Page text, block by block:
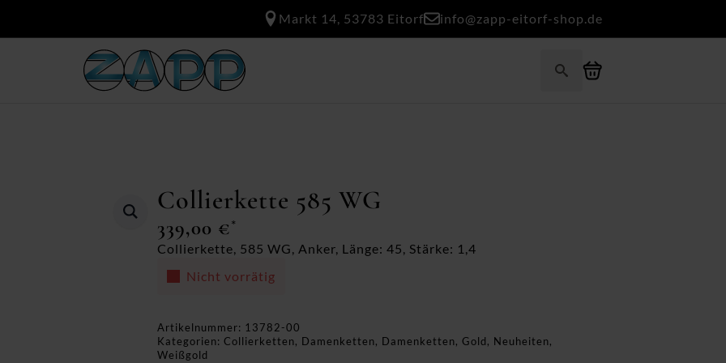
Markt 14, 53783 Eitorf info@zapp-eitorf-shop.de
Collierkette 585 WG
339,00 €*
Collierkette, 585 WG, Anker, Länge: 45, Stärke: 1,4
Nicht vorrätig
Artikelnummer: 13782-00
Kategorien: Collierketten, Damenketten, Damenketten, Gold, Neuheiten,
Weißgold